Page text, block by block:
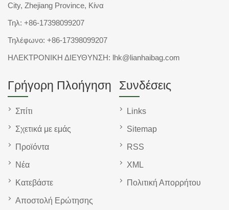
City, Zhejiang Province, Κίνα
Τηλ: +86-17398099207
Τηλέφωνο: +86-17398099207
ΗΛΕΚΤΡΟΝΙΚΗ ΔΙΕΥΘΥΝΣΗ: lhk@lianhaibag.com
Γρήγορη Πλοήγηση
Σπίτι
Σχετικά με εμάς
Προϊόντα
Νέα
Κατεβάστε
Αποστολή Ερώτησης
Συνδέσεις
Links
Sitemap
RSS
XML
Πολιτική Απορρήτου